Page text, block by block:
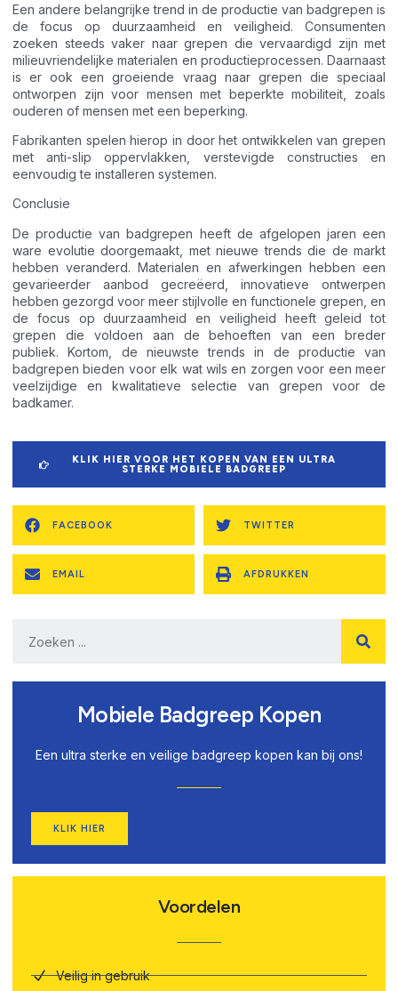
Een andere belangrijke trend in de productie van badgrepen is
de focus op duurzaamheid en veiligheid. Consumenten
zoeken steeds vaker naar grepen die vervaardigd zijn met
milieuvriendelijke materialen en productieprocessen. Daarnaast
is er ook een groeiende vraag naar grepen die speciaal
ontworpen zijn voor mensen met beperkte mobiliteit, zoals
ouderen of mensen met een beperking.
Fabrikanten spelen hierop in door het ontwikkelen van grepen
met anti-slip oppervlakken, verstevigde constructies en
eenvoudig te installeren systemen.
Conclusie
De productie van badgrepen heeft de afgelopen jaren een
ware evolutie doorgemaakt, met nieuwe trends die de markt
hebben veranderd. Materialen en afwerkingen hebben een
gevarieerder aanbod gecreëerd, innovatieve ontwerpen
hebben gezorgd voor meer stijlvolle en functionele grepen, en
de focus op duurzaamheid en veiligheid heeft geleid tot
grepen die voldoen aan de behoeften van een breder
publiek. Kortom, de nieuwste trends in de productie van
badgrepen bieden voor elk wat wils en zorgen voor een meer
veelzijdige en kwalitatieve selectie van grepen voor de
badkamer.
KLIK HIER VOOR HET KOPEN VAN EEN ULTRA
STERKE MOBIELE BADGREEP
FACEBOOK TWITTER
EMAIL AFDRUKKEN
Mobiele Badgreep Kopen
Een ultra sterke en veilige badgreep kopen kan bij ons!
KLIK HIER
Voordelen
Veilig in gebruik